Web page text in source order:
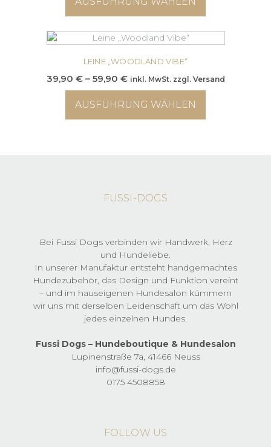
Optionen
auf
der
Produktseite
werden
59,90 €
Produkt
weist
mehrere
auf.
Die
Optionen
LEINE „WOODLAND VIBE“
39,90 € – 59,90 €Preisspanne:
39,90 €
bis
59,90 €
inkl. MwSt. zzgl. Versand
AUSFÜHRUNG WÄHLEN
Die
auf
der
Produktseite
gewählt
werden
FUSSI-DOGS
Bei Fussi Dogs verbinden wir Handwerk, Herz
und Hundeliebe.
In unserer Manufaktur entsteht handgemachtes
Hundezubehör, das Design und Funktion vereint
– und im hauseigenen Hundesalon kümmern
wir uns mit derselben Leidenschaft um das Wohl
jedes einzelnen Hundes.
Fussi Dogs – Hundeboutique & Hundesalon
Lupinenstraße 7a, 41466 Neuss
info@fussi-dogs.de
0175 4508858
FOLLOW US